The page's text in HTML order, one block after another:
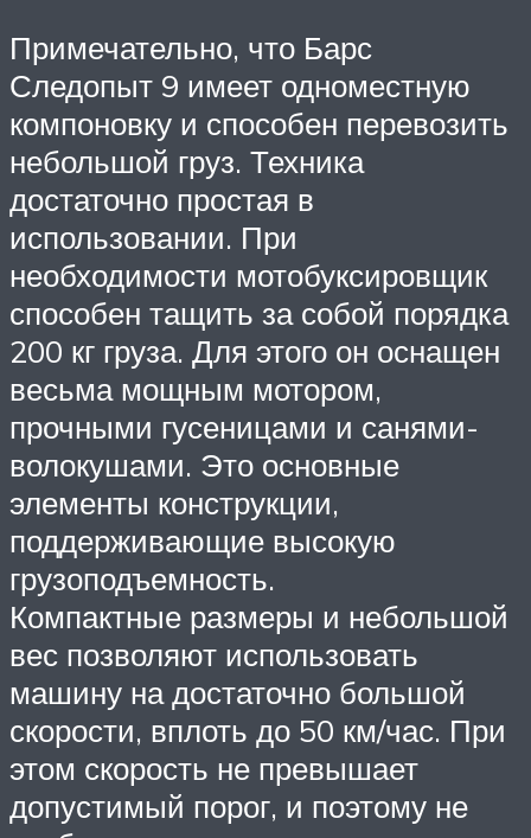
Примечательно, что Барс
Следопыт 9 имеет одноместную
компоновку и способен перевозить
небольшой груз. Техника
достаточно простая в
использовании. При
необходимости мотобуксировщик
способен тащить за собой порядка
200 кг груза. Для этого он оснащен
весьма мощным мотором,
прочными гусеницами и санями-
волокушами. Это основные
элементы конструкции,
поддерживающие высокую
грузоподъемность.
Компактные размеры и небольшой
вес позволяют использовать
машину на достаточно большой
скорости, вплоть до 50 км/час. При
этом скорость не превышает
допустимый порог, и поэтому не